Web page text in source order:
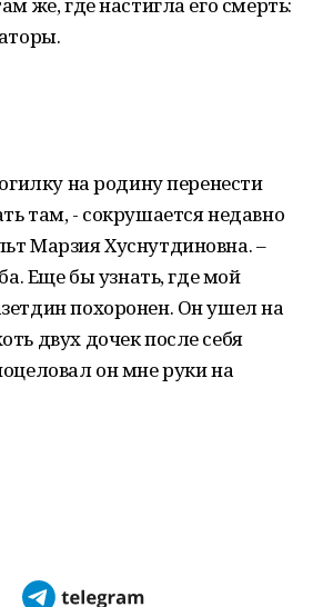
на родину перенести
там, - сокрушается недавно
Марзия Хуснутдиновна. –
Еще бы узнать, где мой
похоронен. Он ушел на
двух дочек после себя
он мне руки на